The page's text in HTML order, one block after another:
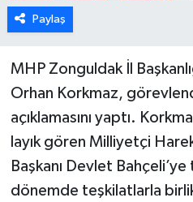
Paylaş
MHP Zonguldak İl
Orhan Korkmaz,
açıklamasını yaptı.
layık gören Milliyetçi
Başkanı Devlet
dönemde teşkilatlarla